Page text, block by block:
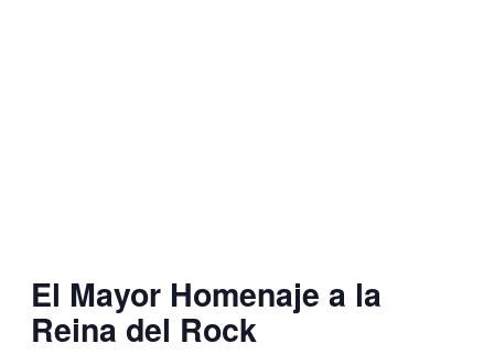
El Mayor Homenaje a la
Reina del Rock